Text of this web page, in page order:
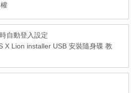
自動登入設定
X Lion installer USB 安裝隨身碟 教